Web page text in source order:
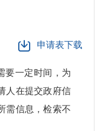
申请表下载
要一定时间，为
人在提交政府信
需信息，检索不